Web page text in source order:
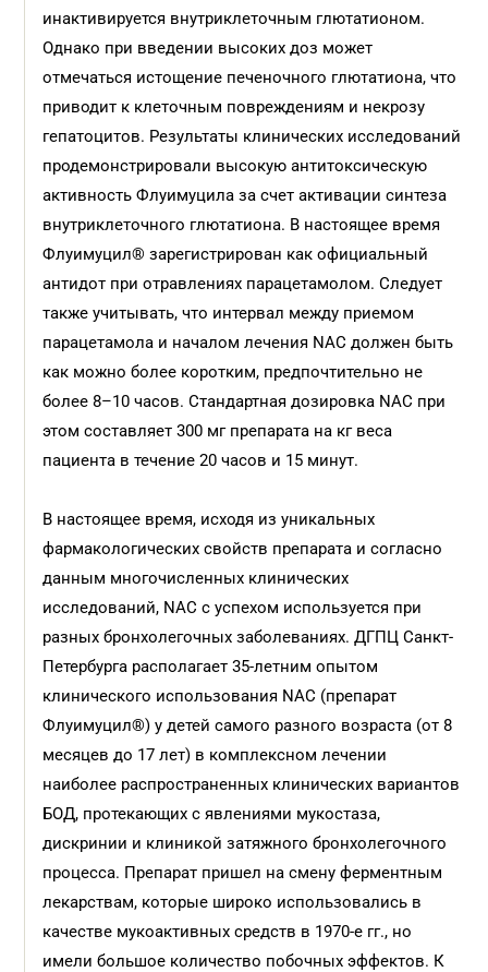
инактивируется внутриклеточным глютатионом.
Однако при введении высоких доз может
отмечаться истощение печеночного глютатиона, что
приводит к клеточным повреждениям и некрозу
гепатоцитов. Результаты клинических исследований
продемонстрировали высокую антитоксическую
активность Флуимуцила за счет активации синтеза
внутриклеточного глютатиона. В настоящее время
Флуимуцил® зарегистрирован как официальный
антидот при отравлениях парацетамолом. Следует
также учитывать, что интервал между приемом
парацетамола и началом лечения NAC должен быть
как можно более коротким, предпочтительно не
более 8–10 часов. Стандартная дозировка NAC при
этом составляет 300 мг препарата на кг веса
пациента в течение 20 часов и 15 минут.
В настоящее время, исходя из уникальных
фармакологических свойств препарата и согласно
данным многочисленных клинических
исследований, NАС с успехом используется при
разных бронхолегочных заболеваниях. ДГПЦ Санкт-
Петербурга располагает 35-летним опытом
клинического использования NAC (препарат
Флуимуцил®) у детей самого разного возраста (от 8
месяцев до 17 лет) в комплексном лечении
наиболее распространенных клинических вариантов
БОД, протекающих с явлениями мукостаза,
дискринии и клиникой затяжного бронхолегочного
процесса. Препарат пришел на смену ферментным
лекарствам, которые широко использовались в
качестве мукоактивных средств в 1970-е гг., но
имели большое количество побочных эффектов. К